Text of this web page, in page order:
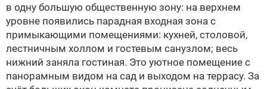
в одну большую общественную зону: на верхнем
уровне появились парадная входная зона с
примыкающими помещениями: кухней, столовой,
лестничным холлом и гостевым санузлом; весь
нижний заняла гостиная. Это уютное помещение с
панорамным видом на сад и выходом на террасу. За